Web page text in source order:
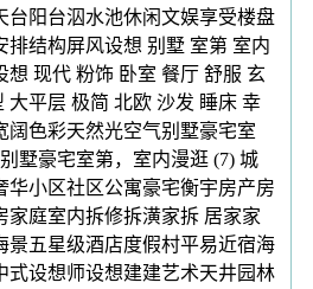
台阳台泅水池休闲文娱享受楼盘
排结构屏风设想 别墅 室第 室内
想 现代 粉饰 卧室 餐厅 舒服 玄
大平层 极简 北欧 沙发 睡床 幸
阔色彩天然光空气别墅豪宅室
墅豪宅室第，室内漫逛 (7) 城
华小区社区公寓豪宅衡宇房产房
家庭室内拆修拆潢家拆 居家家
景五星级酒店度假村平易近宿海
式设想师设想建建艺术天井园林